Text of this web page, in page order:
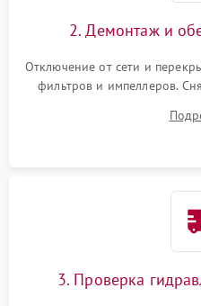
2. Демонтаж и
Отключение от сети и
фильтров и импеллеров.
циркуляционному
3. Проверка